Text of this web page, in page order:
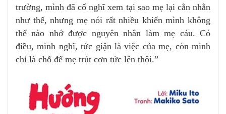
trường, mình đã cố nghĩ xem tại sao mẹ lại cằn nhằn
như thế, nhưng mẹ nói rất nhiều khiến mình không
thể nào nhớ được nguyên nhân làm mẹ cáu. Có
điều, mình nghĩ, tức giận là việc của mẹ, còn mình
chỉ là chỗ để mẹ trút cơn tức lên thôi.”